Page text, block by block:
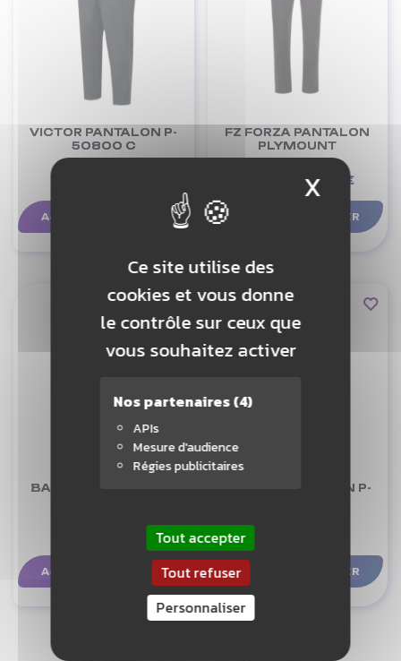
Ce site utilise des
cookies et vous donne
le contrôle sur ceux que
vous souhaitez activer
Nos partenaires(4)
APIs
Mesure d'audience
Régies publicitaires
Tout accepter
Tout refuser
Personnaliser
X
VICTOR PANTALON P-
50800 C
AJOUTER AU PANIER
FZ FORZA PANTALON
PLYMOUNT
15,00 €
AJOUTER AU PANIER
BABOLAT PANT PLAY
AJOUTER AU PANIER
VICTOR PANTALON P-
AJOUTER AU PANIER